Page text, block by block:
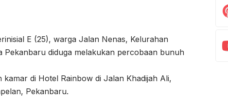
E (25), warga Jalan Nenas, Kelurahan
Pekanbaru diduga melakukan percobaan bunuh
di Hotel Rainbow di Jalan Khadijah Ali,
Pekanbaru.